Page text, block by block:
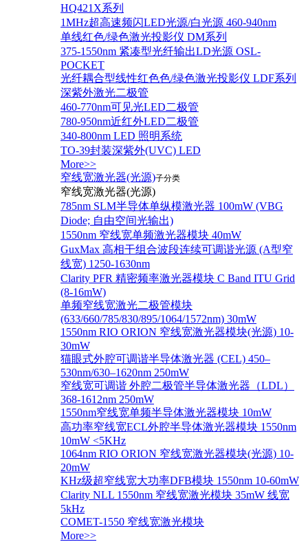
HQ421X系列
1MHz超高速频闪LED光源/白光源 460-940nm
单线红色/绿色激光投影仪 DM系列
375-1550nm 紧凑型光纤输出LD光源 OSL-
POCKET
光纤耦合型线性红色色/绿色激光投影仪 LDF系列
深紫外激光二极管
460-770nm可见光LED二极管
780-950nm近红外LED二极管
340-800nm LED 照明系统
TO-39封装深紫外(UVC) LED
More>>
窄线宽激光器(光源)子分类
窄线宽激光器(光源)
785nm SLM半导体单纵模激光器 100mW (VBG
Diode; 自由空间光输出)
1550nm 窄线宽单频激光器模块 40mW
GuxMax 高相干组合波段连续可调谐光源 (A型窄
线宽) 1250-1630nm
Clarity PFR 精密频率激光器模块 C Band ITU Grid
(8-16mW)
单频窄线宽激光二极管模块
(633/660/785/830/895/1064/1572nm) 30mW
1550nm RIO ORION 窄线宽激光器模块(光源) 10-
30mW
猫眼式外腔可调谐半导体激光器 (CEL) 450–
530nm/630–1620nm 250mW
窄线宽可调谐 外腔二极管半导体激光器（LDL）
368-1612nm 250mW
1550nm窄线宽单频半导体激光器模块 10mW
高功率窄线宽ECL外腔半导体激光器模块 1550nm
10mW <5KHz
1064nm RIO ORION 窄线宽激光器模块(光源) 10-
20mW
KHz级超窄线宽大功率DFB模块 1550nm 10-60mW
Clarity NLL 1550nm 窄线宽激光模块 35mW 线宽
5kHz
COMET-1550 窄线宽激光模块
More>>